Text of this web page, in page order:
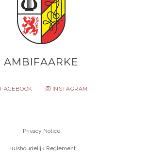
AMBIFAARKE
FACEBOOK INSTAGRAM
Privacy Notice
Huishoudelijk Reglement